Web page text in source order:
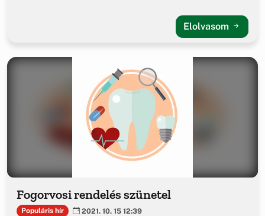
Elolvasom
Fogorvosi rendelés szünetel
Populáris hír 2021. 10. 15 12:39